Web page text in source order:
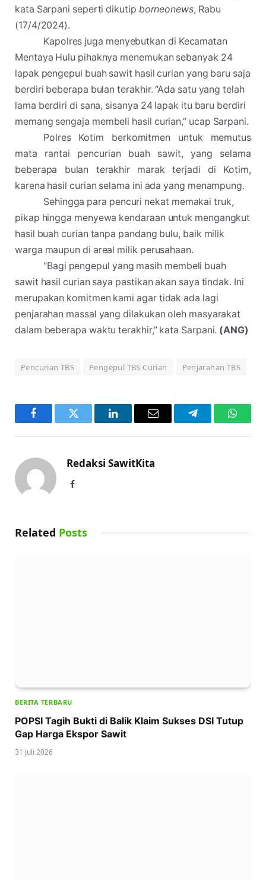
kata Sarpani seperti dikutip borneonews, Rabu
(17/4/2024).
Kapolres juga menyebutkan di Kecamatan
Mentaya Hulu pihaknya menemukan sebanyak 24
lapak pengepul buah sawit hasil curian yang baru saja
berdiri beberapa bulan terakhir. “Ada satu yang telah
lama berdiri di sana, sisanya 24 lapak itu baru berdiri
memang sengaja membeli hasil curian,” ucap Sarpani.
Polres Kotim berkomitmen untuk memutus
mata rantai pencurian buah sawit, yang selama
beberapa bulan terakhir marak terjadi di Kotim,
karena hasil curian selama ini ada yang menampung.
Sehingga para pencuri nekat memakai truk,
pikap hingga menyewa kendaraan untuk mengangkut
hasil buah curian tanpa pandang bulu, baik milik
warga maupun di areal milik perusahaan.
“Bagi pengepul yang masih membeli buah
sawit hasil curian saya pastikan akan saya tindak. Ini
merupakan komitmen kami agar tidak ada lagi
penjarahan massal yang dilakukan oleh masyarakat
dalam beberapa waktu terakhir,” kata Sarpani. (ANG)
Pencurian TBS Pengepul TBS Curian Penjarahan TBS
FacebookTwitter LinkedInEmail Telegram
Redaksi SawitKita
Facebook
Related Posts
BERITA TERBARU
POPSI Tagih Bukti di Balik Klaim Sukses DSI Tutup
Gap Harga Ekspor Sawit
31 Juli 2026